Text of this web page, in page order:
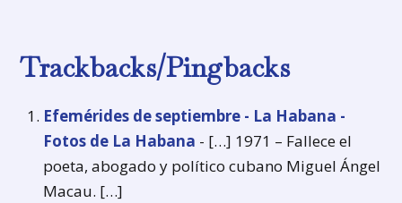
Trackbacks/Pingbacks
Efemérides de septiembre - La Habana -
Fotos de La Habana - […] 1971 – Fallece el
poeta, abogado y político cubano Miguel Ángel
Macau. […]